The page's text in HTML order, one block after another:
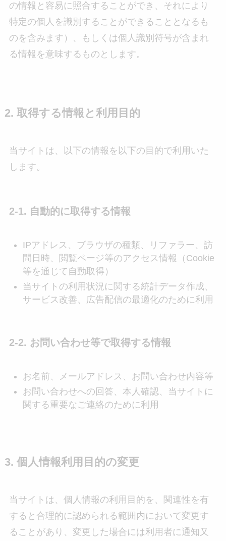
の情報と容易に照合することができ、それにより
特定の個人を識別することができることとなるも
のを含みます）、もしくは個人識別符号が含まれ
る情報を意味するものとします。
2. 取得する情報と利用目的
当サイトは、以下の情報を以下の目的で利用いた
します。
2-1. 自動的に取得する情報
IPアドレス、ブラウザの種類、リファラー、訪
問日時、閲覧ページ等のアクセス情報（Cookie
等を通じて自動取得）
当サイトの利用状況に関する統計データ作成、
サービス改善、広告配信の最適化のために利用
2-2. お問い合わせ等で取得する情報
お名前、メールアドレス、お問い合わせ内容等
お問い合わせへの回答、本人確認、当サイトに
関する重要なご連絡のために利用
3. 個人情報利用目的の変更
当サイトは、個人情報の利用目的を、関連性を有
すると合理的に認められる範囲内において変更す
ることがあり、変更した場合には利用者に通知又